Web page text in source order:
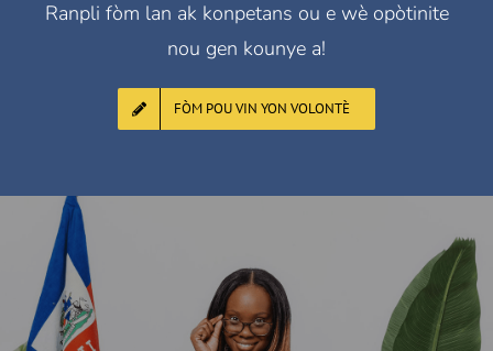
Ranpli fòm lan ak konpetans ou e wè opòtinite
nou gen kounye a!
FÒM POU VIN YON VOLONTÈ